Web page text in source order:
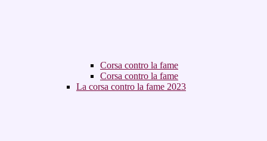
Corsa contro la fame
Corsa contro la fame
La corsa contro la fame 2023